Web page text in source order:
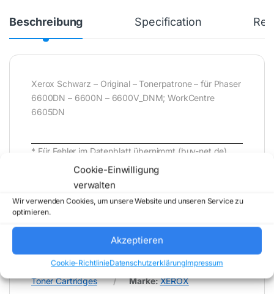
Cookie-Einwilligung
verwalten
Wir verwenden Cookies, um unsere Website und unseren Service zu
optimieren.
Akzeptieren
Cookie-RichtlinieDatenschutzerklärungImpressum
Beschreibung Specification
Xerox Schwarz – Original – Tonerpatrone – für Phaser
6600DN – 6600N – 6600V_DNM; WorkCentre
6605DN
* Für Fehler im Datenblatt übernimmt (buy-net.de)
Comstex GmbH & Co. KG keine Haftung (
Artikelnummer:106R02248
Kategorie:
Toner Cartridges
Marke:XEROX